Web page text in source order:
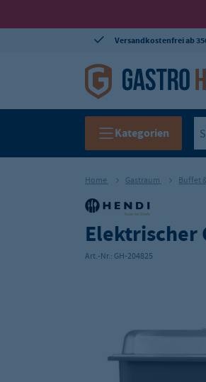
Versandkostenfrei ab
Kategorien
Home Gastraum Buffet
Elektrischer
Art.-Nr.: GH-204825